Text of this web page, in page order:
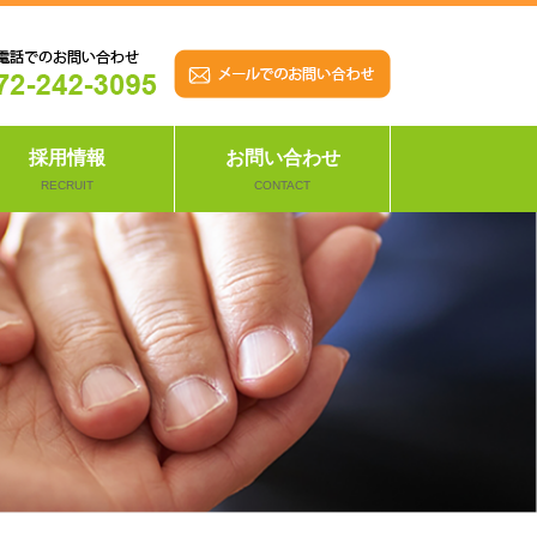
採用情報
RECRUIT
お問い合わせ
CONTACT